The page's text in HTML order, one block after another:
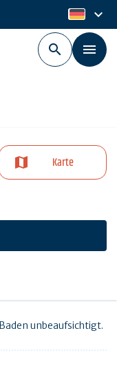
de
keyboard_arrow_down
Karte
unbeaufsichtigt.